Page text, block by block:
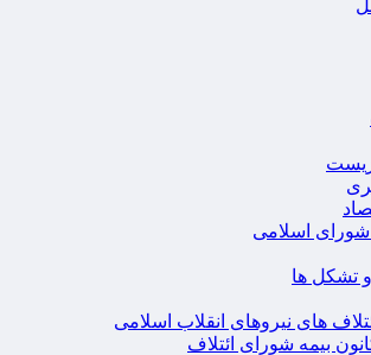
اسلامی
تشکل ها
های نیروهای انقلاب اسلامی
بیمه شورای ائتلاف